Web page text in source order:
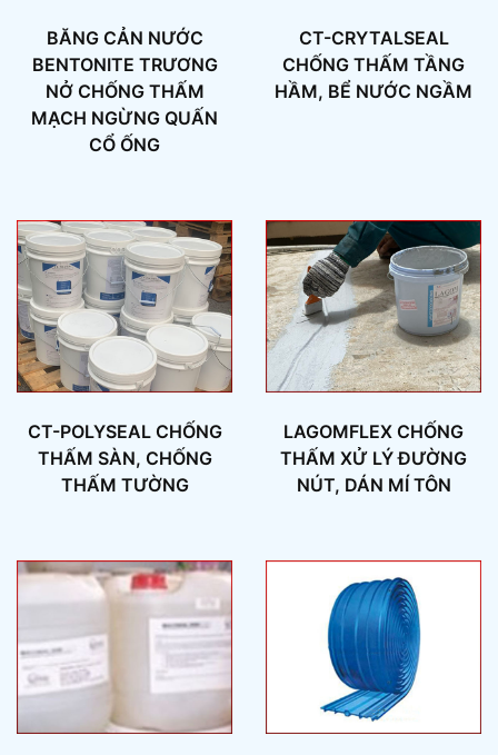
BĂNG CẢN NƯỚC
BENTONITE TRƯƠNG
NỞ CHỐNG THẤM
MẠCH NGỪNG QUẤN
CỔ ỐNG
CT-CRYTALSEAL
CHỐNG THẤM TẦNG
HẦM, BỂ NƯỚC NGẦM
CT-POLYSEAL CHỐNG
THẤM SÀN, CHỐNG
THẤM TƯỜNG
LAGOMFLEX CHỐNG
THẤM XỬ LÝ ĐƯỜNG
NÚT, DÁN MÍ TÔN